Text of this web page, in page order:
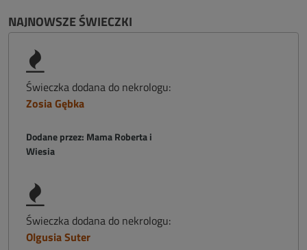
NAJNOWSZE ŚWIECZKI
Świeczka dodana do nekrologu:
Zosia Gębka
Dodane przez: Mama Roberta i
Wiesia
Świeczka dodana do nekrologu:
Olgusia Suter